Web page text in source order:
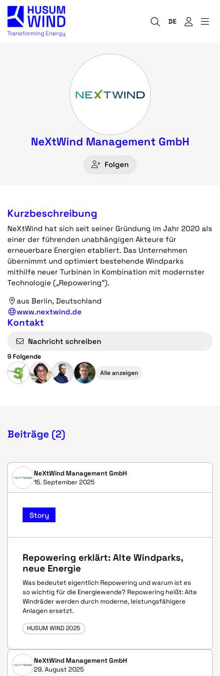
DE
NeXtWind Management GmbH
Folgen
Kurzbeschreibung
NeXtWind hat sich seit seiner Gründung im Jahr 2020 als
einer der führenden unabhängigen Akteure für
erneuerbare Energien etabliert. Das Unternehmen
übernimmt und optimiert bestehende Windparks
mithilfe neuer Turbinen in Kombination mit modernster
Technologie („Repowering“).
aus Berlin, Deutschland
www.nextwind.de
Kontakt
Nachricht schreiben
9 Folgende
Alle anzeigen
Beiträge (2)
NeXtWind Management GmbH
15. September 2025
Story
Repowering erklärt: Alte Windparks,
neue Energie
Was bedeutet eigentlich Repowering und warum ist es
so wichtig für die Energiewende? Repowering heißt: Alte
Windräder werden durch moderne, leistungsfähigere
Anlagen ersetzt.
HUSUM WIND 2025
NeXtWind Management GmbH
29. August 2025